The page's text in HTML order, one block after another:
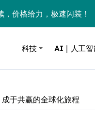
价格给力，极速闪装！
飙3.5%！三大利好连夜
季净赚两个比亚迪——中
、卖工作室、网络瘫了
科技 AI｜人工智
于共赢的全球化旅程